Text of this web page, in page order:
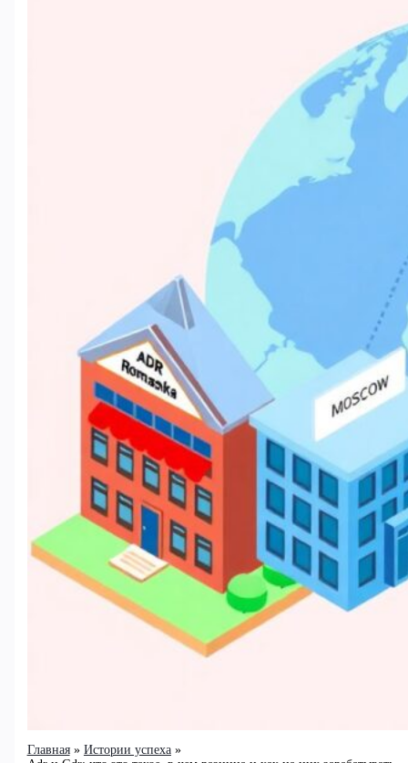
Главная
Истории успеха